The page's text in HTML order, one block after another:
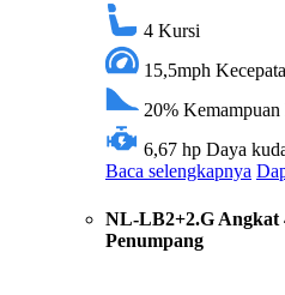
4 Kursi
15,5mph
20% Kemampuan
6,67 hp Daya
Baca selengkapnya
NL-LB2+2.G Angkat
Penumpang